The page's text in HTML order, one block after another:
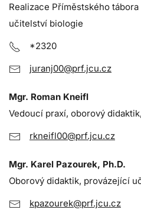
Realizace Příměstského
učitelství biologie
*2320
juranj00@prf.jcu.cz
Mgr. Roman Kneifl
Vedoucí praxí, oborový
rkneifl00@prf.jcu.cz
Mgr. Karel Pazourek, Ph.D.
Oborový didaktik, provázející
kpazourek@prf.jcu.cz